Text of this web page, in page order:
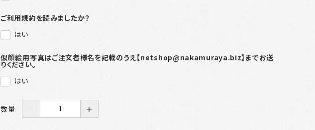
ご利用規約を読みましたか？
はい
似顔絵用写真はご注文者様名を記載のうえ【netshop@nakamuraya.biz】までお送
りください。
はい
数量 － ＋